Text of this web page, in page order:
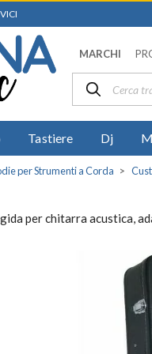
MARCHI
Tastiere Dj
per Strumenti a Corda
per chitarra acustica,